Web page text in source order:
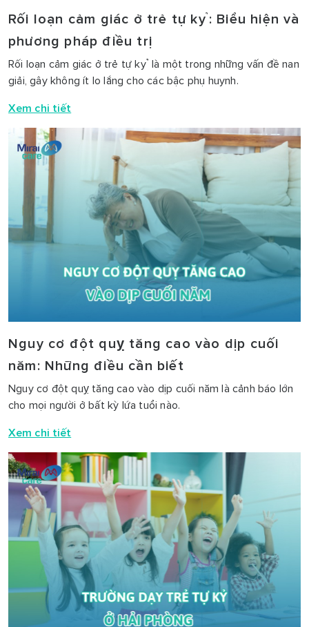
Rối loạn cảm giác ở trẻ tự kỷ: Biểu hiện và
phương pháp điều trị
Rối loạn cảm giác ở trẻ tự kỷ là một trong những vấn đề nan
giải, gây không ít lo lắng cho các bậc phụ huynh.
Xem chi tiết
Nguy cơ đột quỵ tăng cao vào dịp cuối
năm: Những điều cần biết
Nguy cơ đột quỵ tăng cao vào dịp cuối năm là cảnh báo lớn
cho mọi người ở bất kỳ lứa tuổi nào.
Xem chi tiết